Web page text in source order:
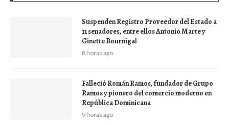
Suspenden Registro Proveedor del Estado a
11 senadores, entre ellos Antonio Marte y
Ginette Bournigal
8 horas ago
Falleció Román Ramos, fundador de Grupo
Ramos y pionero del comercio moderno en
República Dominicana
9 horas ago